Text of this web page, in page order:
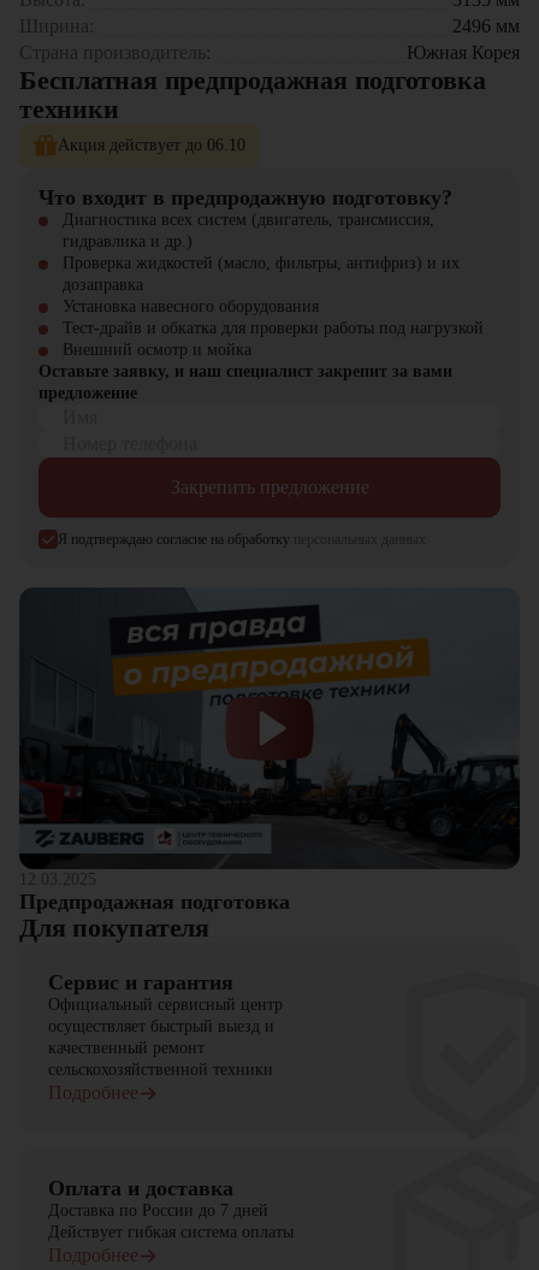
коммунального хозяйства, городского строительства и прокладки
коммуникаций.
Выбор в пользу Doosan DX190W– это инвестиция в
технологичное оборудование, сочетающее высокую
производительность с отличной мобильностью.
ЦТО". Мы являемся официальным дилером и предлагаем новые
модели техники с полным сервисным сопровождением. На нашем
сайте вы найдете широкий выбор спецтехники, вилочной и малой
складской техники, навесного оборудования и запчастей.
Ширина:
2496 мм
Страна производитель:
Южная Корея
Бесплатная предпродажная подготовка
техники
Акция действует до 06.10
Что входит в предпродажную подготовку?
Диагностика всех систем (двигатель, трансмиссия,
гидравлика и др.)
Проверка жидкостей (масло, фильтры, антифриз) и их
дозаправка
Установка навесного оборудования
Тест-драйв и обкатка для проверки работы под нагрузкой
Внешний осмотр и мойка
Оставьте заявку, и наш специалист закрепит за вами
предложение
Закрепить предложение
Я подтверждаю согласие на обработку персональных данных
12.03.2025
Предпродажная подготовка
Для покупателя
Сервис и гарантия
Официальный сервисный центр
осуществляет быстрый выезд и
качественный ремонт
сельскохозяйственной техники
Подробнее
Оплата и доставка
Доставка по России до 7 дней
Действует гибкая система оплаты
Подробнее